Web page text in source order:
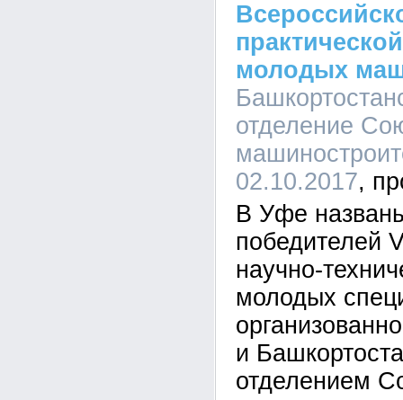
молодых
отделение
02.10.2017
В Уфе
победителей
научно-
молодых
и
отделением